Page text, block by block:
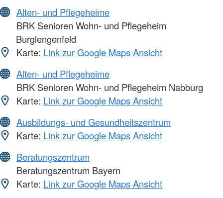
Alten- und Pflegeheime
BRK Senioren Wohn- und Pflegeheim
Burglengenfeld
Karte: Link zur Google Maps Ansicht
Alten- und Pflegeheime
BRK Senioren Wohn- und Pflegeheim Nabburg
Karte: Link zur Google Maps Ansicht
Ausbildungs- und Gesundheitszentrum
Karte: Link zur Google Maps Ansicht
Beratungszentrum
Beratungszentrum Bayern
Karte: Link zur Google Maps Ansicht